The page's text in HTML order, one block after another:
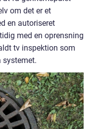
om det er et
en autoriseret
med en oprensning
tv inspektion som
systemet.